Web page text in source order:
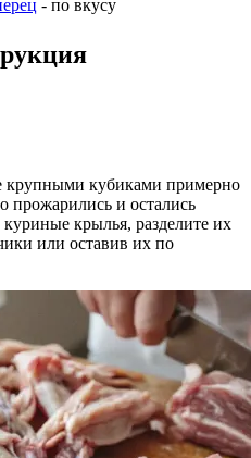
- по вкусу
кубиками примерно
прожарились и остались
крылья, разделите их
или оставив их по